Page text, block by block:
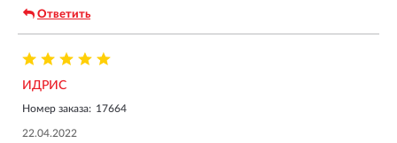
Ответить
ИДРИС
Номер заказа: 17664
22.04.2022